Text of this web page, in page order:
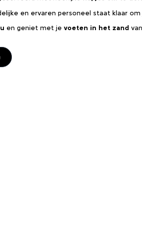
en ervaren personeel staat klaar
en geniet met je voeten in het zand